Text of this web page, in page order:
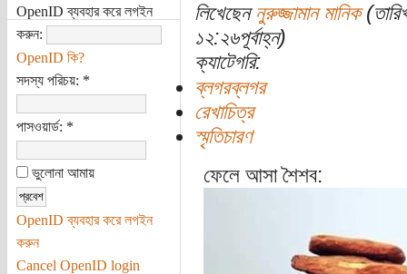
OpenID ব্যবহার করে লগইন
করুন:
OpenID কি?
সদস্য পরিচয়: *
পাসওয়ার্ড: *
ভুলোনা আমায়
OpenID ব্যবহার করে লগইন
করুন
Cancel OpenID login
লিখেছেন নুরুজ্জামান মানিক
১২:২৬পূর্বাহ্ন)
ক্যাটেগরি:
ব্লগরব্লগর
রেখাচিত্র
স্মৃতিচারণ
ফেলে আসা শৈশব: